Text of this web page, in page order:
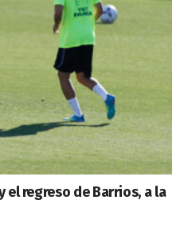
el regreso de Barrios, a la